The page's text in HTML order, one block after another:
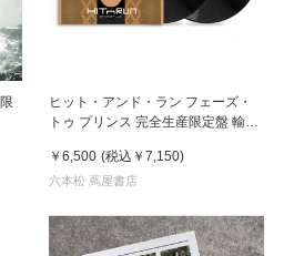
ヒット・アンド・ラン フェーズ・
トゥ プリンス 完全生産限定盤 輸入
￥6,500 (税込 ￥7,150)
六本松 蔦屋書店